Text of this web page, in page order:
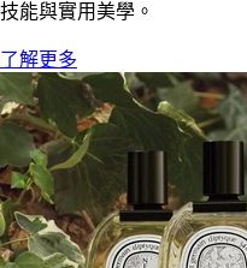
技能與實用美學。
了解更多